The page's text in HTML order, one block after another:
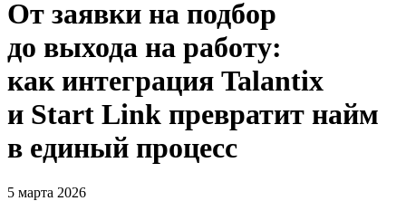
От заявки на подбор
до выхода на работу:
как интеграция Talantix
и Start Link превратит найм
в единый процесс
5 марта 2026